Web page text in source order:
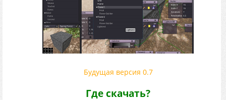
Будущая версия 0.7
Где скачать?